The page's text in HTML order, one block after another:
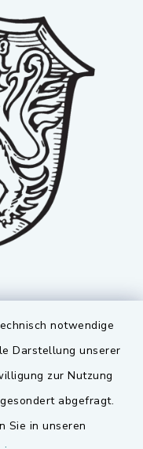
notwendige
Darstellung unserer
zur Nutzung
abgefragt.
Sie in unseren